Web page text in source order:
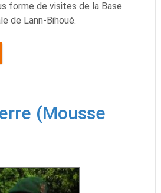
forme de visites de la Base
de Lann-Bihoué.
(Mousse